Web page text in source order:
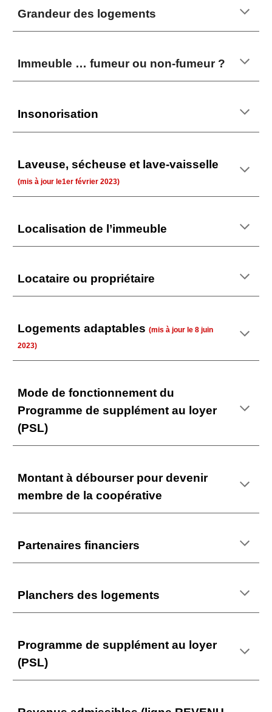
Grandeur des logements
Immeuble … fumeur ou non-fumeur ?
Insonorisation
Laveuse, sécheuse et lave-vaisselle
(mis à jour le1er février 2023)
Localisation de l’immeuble
Locataire ou propriétaire
Logements adaptables(mis à jour le8 juin
2023)
Mode de fonctionnement du
Programme de supplément au loyer
(PSL)
Montant à débourser pour devenir
membre de la coopérative
Partenaires financiers
Planchers des logements
Programme de supplément au loyer
(PSL)